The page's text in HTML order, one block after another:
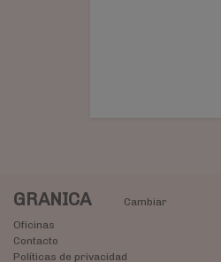
GRANICA
Cambiar
Oficinas
Contacto
Políticas de privacidad